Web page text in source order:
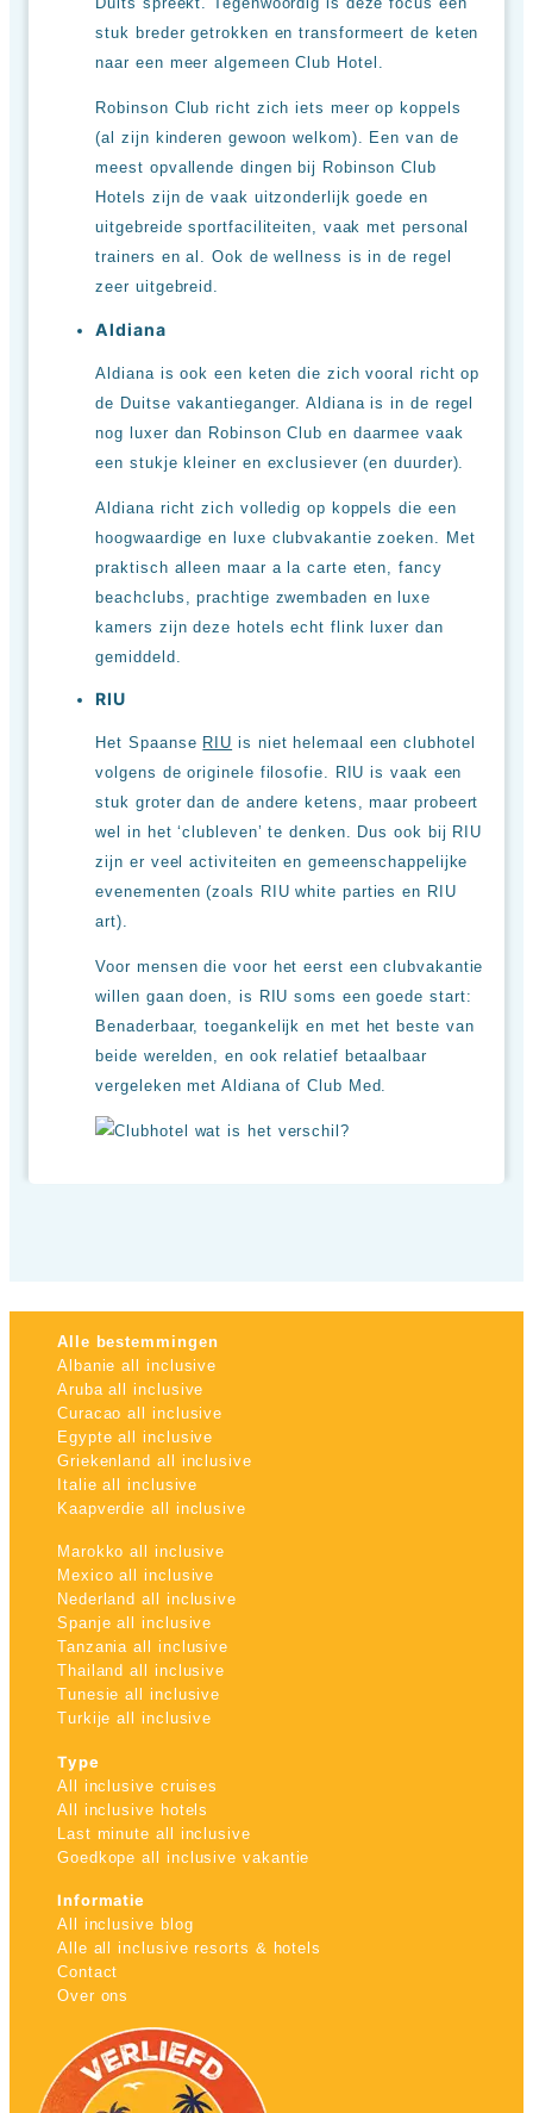
stuk breder getrokken en transformeert de keten
naar een meer algemeen Club Hotel.
Robinson Club richt zich iets meer op koppels
(al zijn kinderen gewoon welkom). Een van de
meest opvallende dingen bij Robinson Club
Hotels zijn de vaak uitzonderlijk goede en
uitgebreide sportfaciliteiten, vaak met personal
trainers en al. Ook de wellness is in de regel
zeer uitgebreid.
Aldiana
Aldiana is ook een keten die zich vooral richt op
de Duitse vakantieganger. Aldiana is in de regel
nog luxer dan Robinson Club en daarmee vaak
een stukje kleiner en exclusiever (en duurder).
Aldiana richt zich volledig op koppels die een
hoogwaardige en luxe clubvakantie zoeken. Met
praktisch alleen maar a la carte eten, fancy
beachclubs, prachtige zwembaden en luxe
kamers zijn deze hotels echt flink luxer dan
gemiddeld.
RIU
Het Spaanse RIU is niet helemaal een clubhotel
volgens de originele filosofie. RIU is vaak een
stuk groter dan de andere ketens, maar probeert
wel in het ‘clubleven’ te denken. Dus ook bij RIU
zijn er veel activiteiten en gemeenschappelijke
evenementen (zoals RIU white parties en RIU
art).
Voor mensen die voor het eerst een clubvakantie
willen gaan doen, is RIU soms een goede start:
Benaderbaar, toegankelijk en met het beste van
beide werelden, en ook relatief betaalbaar
vergeleken met Aldiana of Club Med.
Alle bestemmingen
Albanie all inclusive
Aruba all inclusive
Curacao all inclusive
Egypte all inclusive
Griekenland all inclusive
Italie all inclusive
Kaapverdie all inclusive
Marokko all inclusive
Mexico all inclusive
Nederland all inclusive
Spanje all inclusive
Tanzania all inclusive
Thailand all inclusive
Tunesie all inclusive
Turkije all inclusive
Type
All inclusive cruises
All inclusive hotels
Last minute all inclusive
Goedkope all inclusive vakantie
Informatie
All inclusive blog
Alle all inclusive resorts & hotels
Contact
Over ons